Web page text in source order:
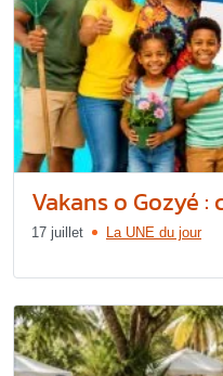
Vakans o Gozyé :
17 juillet La UNE du jour